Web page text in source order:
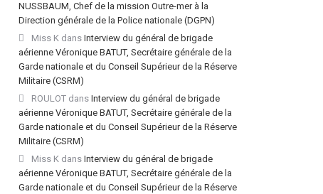
NUSSBAUM, Chef de la mission Outre-mer à la
Direction générale de la Police nationale (DGPN)
Miss Kdans Interview du général de brigade
aérienne Véronique BATUT, Secrétaire générale de la
Garde nationale et du Conseil Supérieur de la Réserve
Militaire (CSRM)
ROULOTdans Interview du général de brigade
aérienne Véronique BATUT, Secrétaire générale de la
Garde nationale et du Conseil Supérieur de la Réserve
Militaire (CSRM)
Miss Kdans Interview du général de brigade
aérienne Véronique BATUT, Secrétaire générale de la
Garde nationale et du Conseil Supérieur de la Réserve